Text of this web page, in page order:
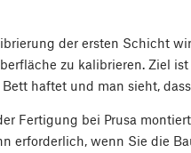
der ersten Schicht
zu kalibrieren. Ziel
haftet und man sieht,
Fertigung bei Prusa
erforderlich, wenn Sie die